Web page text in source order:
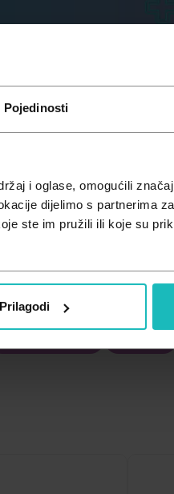
Pojedinosti
i oglase, omogućili
dijelimo s partnerima
ste im pružili ili koje su
Prilagodi